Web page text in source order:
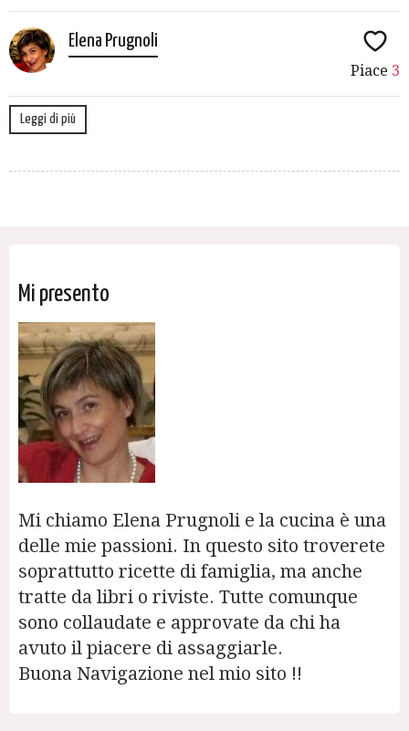
Elena Prugnoli
Piace 3
Leggi di più
Mi presento
Mi chiamo Elena Prugnoli e la cucina è una
delle mie passioni. In questo sito troverete
soprattutto ricette di famiglia, ma anche
tratte da libri o riviste. Tutte comunque
sono collaudate e approvate da chi ha
avuto il piacere di assaggiarle.
Buona Navigazione nel mio sito !!